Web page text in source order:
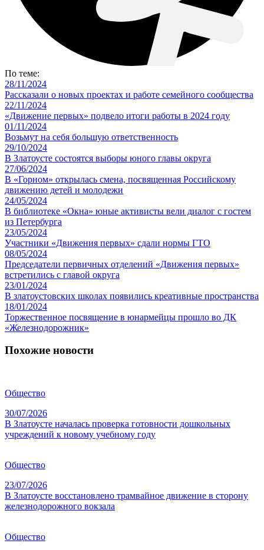
По теме:
28/11/2024
Рассказали о новых проектах и работе семейного сообщества
22/11/2024
«Движение первых» подвело итоги работы в 2024 году
01/11/2024
Возьмут на себя большую ответственность
29/10/2024
В Златоусте состоятся выборы юного главы округа
27/06/2024
В «Горном» открылась смена, посвященная Российскому
движению детей и молодежи
24/05/2024
В библиотеке «Окна» юные активисты вели диалог с гостем
из Петербурга
23/05/2024
Участники «Движения первых» сдали нормы ГТО
08/05/2024
Председатели первичных отделений «Движения первых»
встретились с главой округа
23/01/2024
В златоустовских школах появились креативные пространства
18/01/2024
Торжественное посвящение в юнармейцы прошло во ДК
«Железнодорожник»
Похожие новости
Общество
30/07/2026
В Златоусте началась проверка готовности дошкольных
учреждений к новому учебному году
Общество
23/07/2026
В Златоусте восстановлено трамвайное движение в сторону
железнодорожного вокзала
Общество